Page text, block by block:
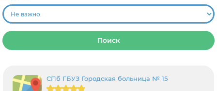
Поиск
СПб ГБУЗ Городская больница № 15